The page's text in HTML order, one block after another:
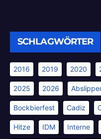
SCHLAGWÖRTER
2016 2019 2020
2025 2026
Bockbierfest Cadiz
Hitze IDM Interne